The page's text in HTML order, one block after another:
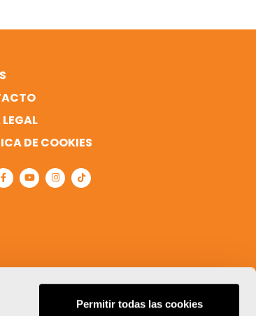
Permitir todas las cookies
DE COOKIES